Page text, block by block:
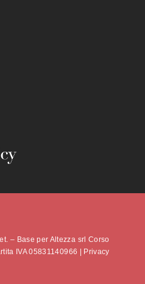
– Base per Altezza srl Corso
IVA 05831140966 |
Privacy